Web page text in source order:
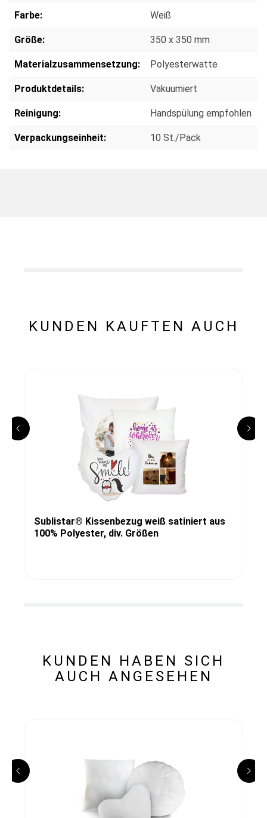
Farbe: Weiß
Größe: 350 x 350 mm
Materialzusammensetzung: Polyesterwatte
Produktdetails: Vakuumiert
Reinigung: Handspülung empfohlen
Verpackungseinheit: 10 St./Pack
KUNDEN KAUFTEN AUCH
Sublistar® Kissenbezug weiß satiniert aus
100% Polyester, div. Größen
KUNDEN HABEN SICH
AUCH ANGESEHEN